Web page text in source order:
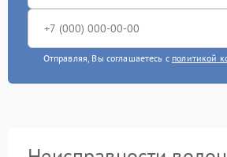
Отправляя, Вы соглашаетесь с политикой